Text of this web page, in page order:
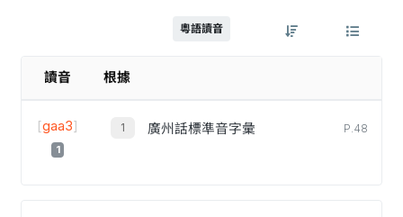
粵語讀音
讀音 根據
[gaa3]
1
廣州話標準音字彙 P.48